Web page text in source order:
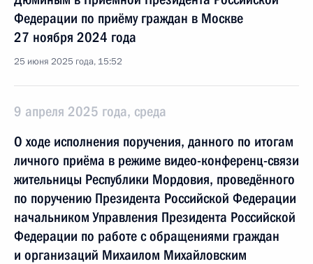
Федерации по приёму граждан в Москве
27 ноября 2024 года
25 июня 2025 года, 15:52
9 апреля 2025 года, среда
О ходе исполнения поручения, данного по итогам
личного приёма в режиме видео-конференц-связи
жительницы Республики Мордовия, проведённого
по поручению Президента Российской Федерации
начальником Управления Президента Российской
Федерации по работе с обращениями граждан
и организаций Михаилом Михайловским